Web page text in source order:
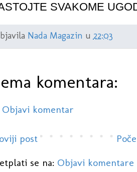
SVAKOME
Nada Magazin u 22:03
komentara:
Objavi komentar
post
se na: Objavi komentare